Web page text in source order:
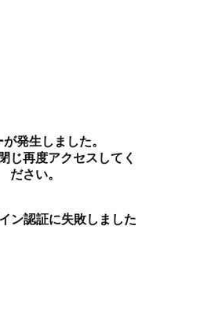
発生しました。
じ再度アクセスしてく
ださい。
ン認証に失敗しました